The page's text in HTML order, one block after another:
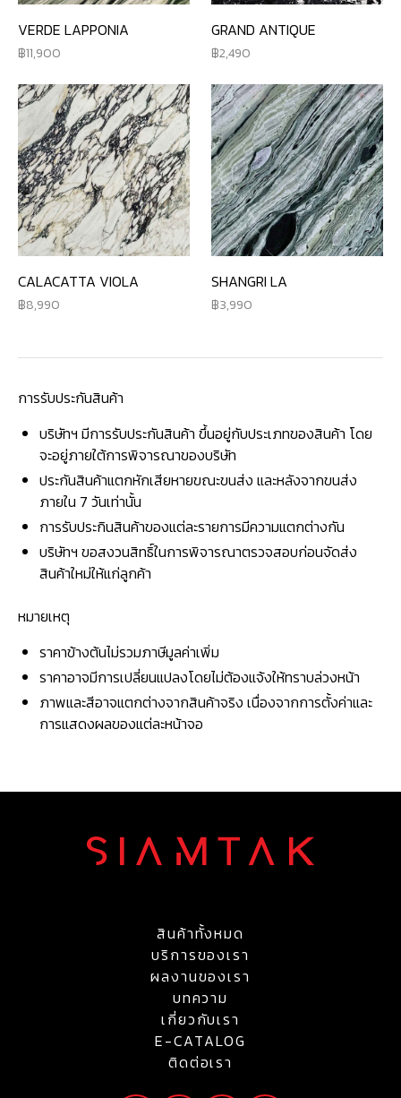
VERDE LAPPONIA
11,900
GRAND ANTIQUE
2,490
CALACATTA VIOLA
8,990
SHANGRI LA
3,990
การรับประกันสินค้า
บริษัทฯ มีการรับประกันสินค้า ขึ้นอยู่กับประเภทของสินค้า โดย
จะอยู่ภายใต้การพิจารณาของบริษัท
ประกันสินค้าแตกหักเสียหายขณะขนส่ง และหลังจากขนส่ง
ภายใน 7 วันเท่านั้น
การรับประกินสินค้าของแต่ละรายการมีความแตกต่างกัน
บริษัทฯ ขอสงวนสิทธิ์ในการพิจารณาตรวจสอบก่อนจัดส่ง
สินค้าใหม่ให้แก่ลูกค้า
หมายเหตุ
ราคาข้างต้นไม่รวมภาษีมูลค่าเพิ่ม
ราคาอาจมีการเปลี่ยนแปลงโดยไม่ต้องแจ้งให้ทราบล่วงหน้า
ภาพและสีอาจแตกต่างจากสินค้าจริง เนื่องจากการตั้งค่าและ
การแสดงผลของแต่ละหน้าจอ
สินค้าทั้งหมด
บริการของเรา
ผลงานของเรา
บทความ
เกี่ยวกับเรา
E-CATALOG
ติดต่อเรา